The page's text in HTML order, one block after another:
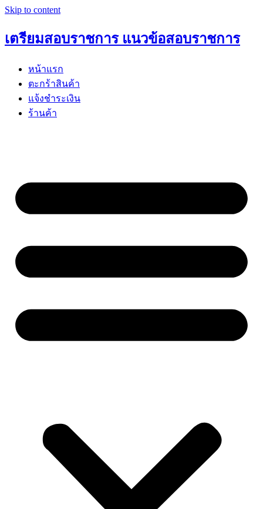
Skip to content
เตรียมสอบราชการ แนวข้อสอบราชการ
หน้าแรก
ตะกร้าสินค้า
แจ้งชำระเงิน
ร้านค้า